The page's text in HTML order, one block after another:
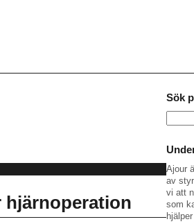
hjärnoperation
Sök
efter:
Ajour
av
vi att
som